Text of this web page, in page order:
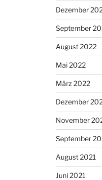
Dezember
September
August 2022
Mai 2022
März 2022
Dezember
November
September
August 2021
Juni 2021